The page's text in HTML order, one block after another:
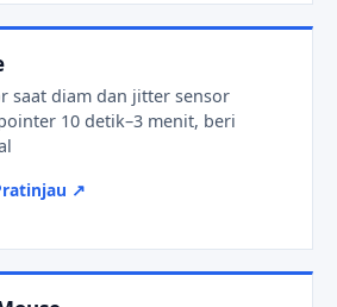
saat diam dan jitter sensor
10 detik–3 menit, beri
↗